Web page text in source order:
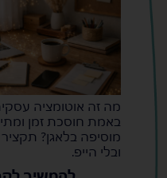
מה זה אוטומציה
באמת חוסכת זמן
מוסיפה בלאגן?
ובלי הייפ.